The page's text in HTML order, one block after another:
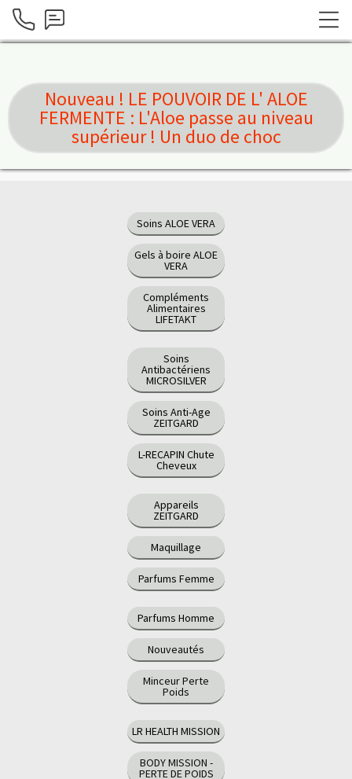
Nouveau ! LE POUVOIR DE L' ALOE
FERMENTE : L'Aloe passe au niveau
supérieur ! Un duo de choc
Soins ALOE VERA
Gels à boire ALOE
VERA
Compléments
Alimentaires
LIFETAKT
Soins
Antibactériens
MICROSILVER
Soins Anti-Age
ZEITGARD
L-RECAPIN Chute
Cheveux
Appareils
ZEITGARD
Maquillage
Parfums Femme
Parfums Homme
Nouveautés
Minceur Perte
Poids
LR HEALTH MISSION
BODY MISSION -
PERTE DE POIDS